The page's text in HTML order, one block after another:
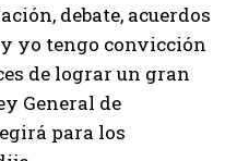
debate, acuerdos
yo tengo convicción
de lograr un gran
General de
para los